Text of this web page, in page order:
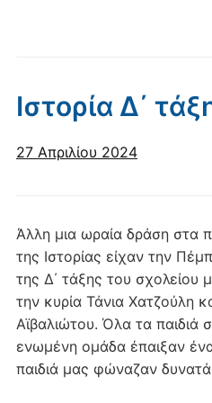
Ιστορία Δ΄
27 Απριλίου 2024
Άλλη μια ωραία δράση στα
της Ιστορίας είχαν την
της Δ΄ τάξης του σχολείου
την κυρία Τάνια Χατζούλη
Αϊβαλιώτου. Όλα τα παιδιά
ενωμένη ομάδα έπαιξαν
παιδιά μας φώναζαν